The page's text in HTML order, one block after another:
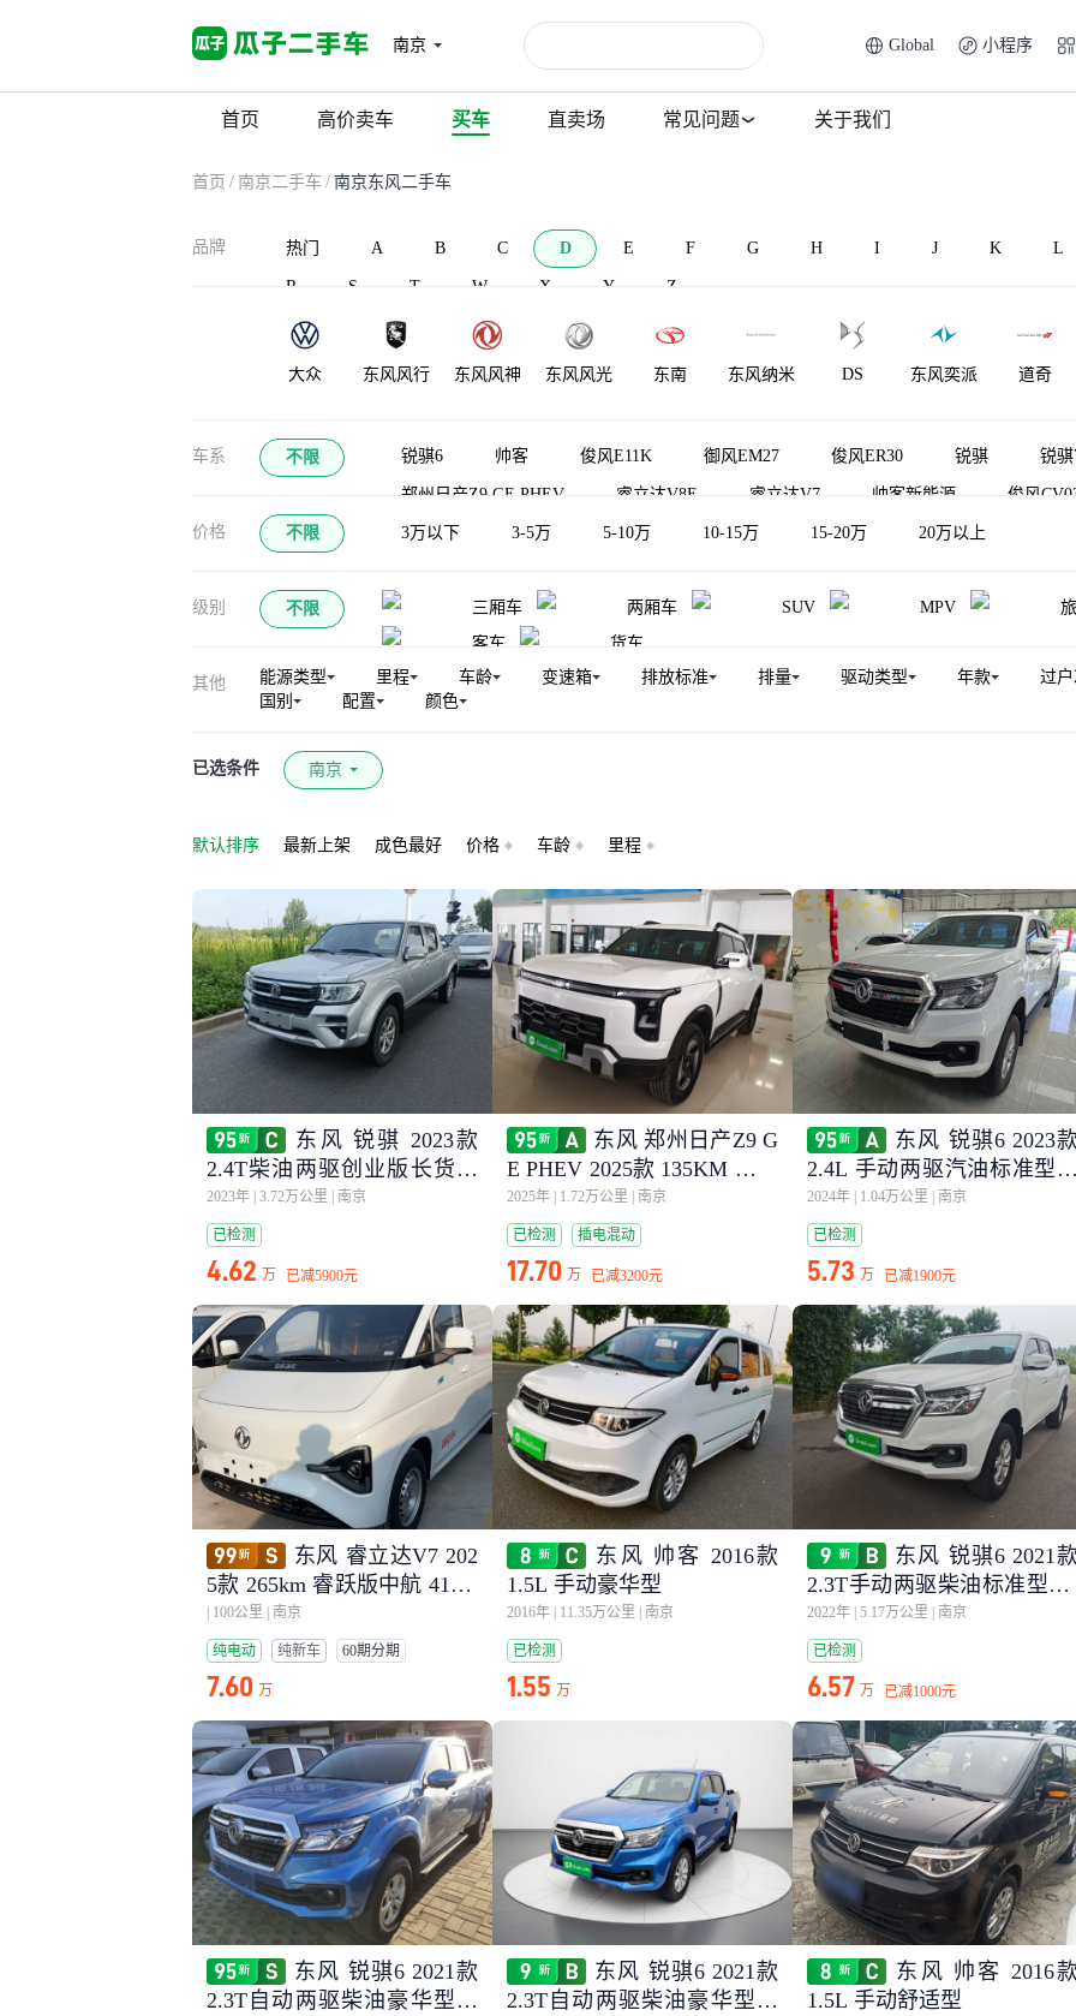
南京 Global 小程序
首页 高价卖车 买车 直卖场 常见问题 关于我们
首页 / 南京二手车 / 南京东风二手车
品牌 热门 A B C D E F G H I J K L
R S T W X Y Z
大众 东风风行 东风风神 东风风光 东南 东风纳米 DS 东风奕派 道奇
大运 大力牛魔王 东风御风 大乘汽车 东风富康 电动屋 道朗格 大发 电咖
车系 不限 锐骐6 帅客 俊风E11K 御风EM27 俊风ER30 锐骐 锐骐
郑州日产Z9 GE PHEV 睿立达V8E 睿立达V7 帅客新能源 俊风
锐骐6新能源 御风S16 锐骐6 pro 郑州日产Z9 虎视
价格 不限 3万以下 3-5万 5-10万 10-15万 15-20万 20万以上
级别 不限 三厢车 两厢车 SUV MPV
客车
货车
其他 能源类型 里程 车龄 变速箱 排放标准 排量 驱动类型 年款
过
国别
配置 颜色
已选条件 南京
默认排序 最新上架 成色最好 价格 车龄 里程
东风 锐骐 2023款
2.4T柴油两驱创业版长货箱
YCY24165-61
2023年 3.72万公里 南京
已检测
4.62 万 已减5900元
东风 郑州日产Z9 G
E PHEV 2025款 135KM 四驱
豪华版
2025年 1.72万公里 南京
已检测 插电混动
17.70 万 已减3200元
东风 锐骐6 2023
2.4L 手动两驱汽油标准型
货箱
2024年 1.04万公里 南京
已检测
5.73 万 已减1900元
东风 睿立达V7 202
5款 265km 睿跃版中航 41.86
kwh
100公里 南京
纯电动 纯新车 60期分期
7.60 万
东风 帅客 2016款
1.5L 手动豪华型
2016年 11.35万公里 南京
已检测
1.55 万
东风 锐骐6 2021
2.3T手动两驱柴油标准型
T
2022年 5.17万公里 南京
已检测
6.57 万 已减1000元
东风 锐骐6 2021款
2.3T自动两驱柴油豪华型长
东风 锐骐6 2021款
2.3T自动两驱柴油豪华型长
东风 帅客 2016
1.5L 手动舒适型